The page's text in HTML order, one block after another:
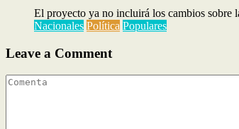
El proyecto ya no incluirá los cambios sobre
Nacionales Política Populares
Leave a Comment